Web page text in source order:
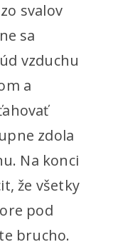
svalov
sa
vzduchu
a
zdola
Na konci
že všetky
pod
brucho.